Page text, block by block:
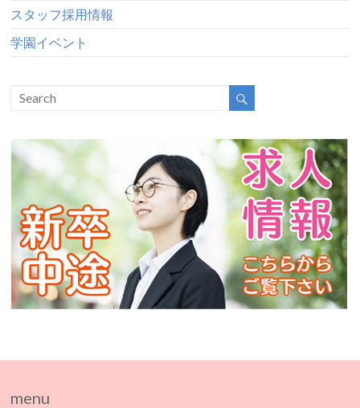
スタッフ採用情報
学園イベント
menu